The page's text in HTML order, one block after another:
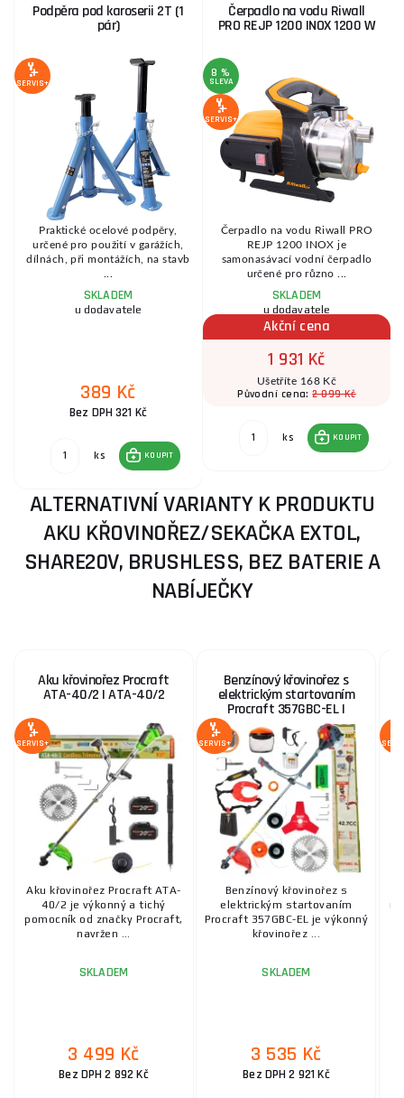
Podpěra pod karoserii 2T (1
pár)
SERVIS+
Praktické ocelové podpěry,
určené pro použití v garážích,
dílnách, při montážích, na stavb
SKLADEM
u dodavatele
389 Kč
Bez DPH 321 Kč
ks KOUPIT
Čerpadlo na vodu Riwall
PRO REJP 1200 INOX 1200 W
8 %
SLEVA
SERVIS+
Čerpadlo na vodu Riwall PRO
REJP 1200 INOX je
samonasávací vodní čerpadlo
určené pro různo ...
SKLADEM
u dodavatele
Akční cena
1 931 Kč
Ušetříte 168 Kč
Původní cena:2 099 Kč
ks KOUPIT
ALTERNATIVNÍ VARIANTY K PRODUKTU
AKU KŘOVINOŘEZ/SEKAČKA EXTOL,
SHARE20V, BRUSHLESS, BEZ BATERIE A
NABÍJEČKY
Aku křovinořez Procraft
ATA-40/2 | ATA-40/2
SERVIS+
Aku křovinořez Procraft ATA-
40/2 je výkonný a tichý
pomocník od značky Procraft,
navržen ...
SKLADEM
3 499 Kč
Bez DPH 2 892 Kč
Benzínový křovinořez s
elektrickým startovaním
Procraft 357GBC-EL |
357GBC-EL
SERVIS+
Benzínový křovinořez s
elektrickým startovaním
Procraft 357GBC-EL je výkonný
křovinořez ...
SKLADEM
3 535 Kč
Bez DPH 2 921 Kč